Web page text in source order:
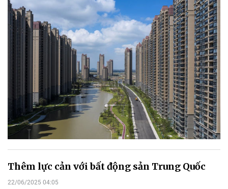
Thêm lực cản với bất động sản Trung Quốc
22/06/2025 04:05